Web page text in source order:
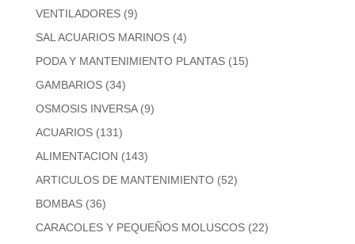
VENTILADORES (9)
SAL ACUARIOS MARINOS (4)
PODA Y MANTENIMIENTO PLANTAS (15)
GAMBARIOS (34)
OSMOSIS INVERSA (9)
ACUARIOS (131)
ALIMENTACION (143)
ARTICULOS DE MANTENIMIENTO (52)
BOMBAS (36)
CARACOLES Y PEQUEÑOS MOLUSCOS (22)